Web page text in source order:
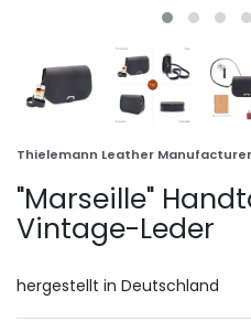
Thielemann Leather Manufacturer
"Marseille"
Vintage-Leder
hergestellt in Deutschland